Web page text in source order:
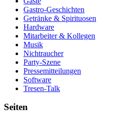
Gastro-Geschichten
Getränke & Spirituosen
Hardware
Mitarbeiter & Kollegen
Musik
Nichtraucher
Party-Szene
Pressemitteilungen
Software
Tresen-Talk
Seiten